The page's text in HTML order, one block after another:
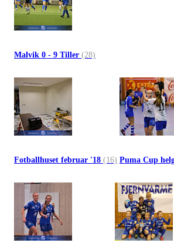
Malvik 0 - 9 Tiller (28)
Fotballhuset februar '18 (16) Puma Cup